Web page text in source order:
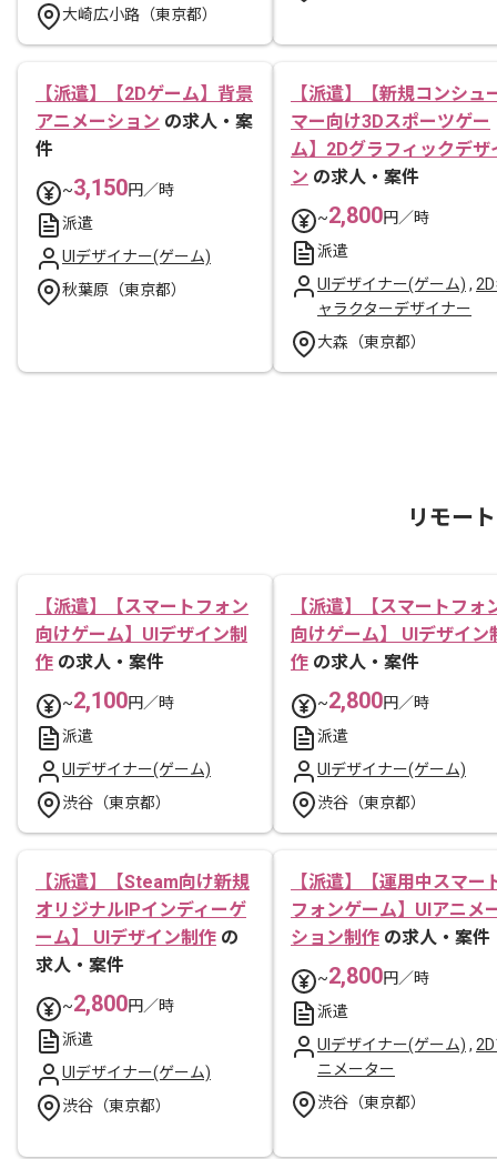
大崎広小路（東京都）
【派遣】【2Dゲーム】背景
アニメーション の求人・案
件
~3,150円／時
派遣
UIデザイナー(ゲーム)
秋葉原（東京都）
【派遣】【新規コンシュ
マー向け3Dスポーツゲー
ム】2Dグラフィックデザ
ン の求人・案件
~2,800円／時
派遣
UIデザイナー(ゲーム) ,
ャラクターデザイナー
大森（東京都）
リモー
【派遣】【スマートフォン
向けゲーム】UIデザイン制
作 の求人・案件
~2,100円／時
派遣
UIデザイナー(ゲーム)
渋谷（東京都）
【派遣】【スマートフォ
向けゲーム】 UIデザイン
作 の求人・案件
~2,800円／時
派遣
UIデザイナー(ゲーム)
渋谷（東京都）
【派遣】【Steam向け新規
オリジナルIPインディーゲ
ーム】 UIデザイン制作 の
求人・案件
~2,800円／時
派遣
UIデザイナー(ゲーム)
渋谷（東京都）
【派遣】【運用中スマー
フォンゲーム】UIアニメ
ション制作 の求人・案件
~2,800円／時
派遣
UIデザイナー(ゲーム) ,
ニメーター
渋谷（東京都）